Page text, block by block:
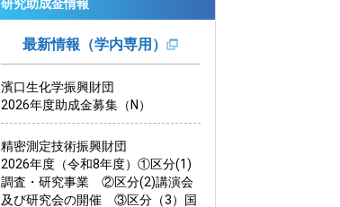
研究助成金情報
最新情報（学内専用）
濱口生化学振興財団
2026年度助成金募集（N）
精密測定技術振興財団
2026年度（令和8年度）①区分(1)
調査・研究事業 ②区分(2)講演会
及び研究会の開催 ③区分（3）国